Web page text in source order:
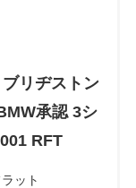
リヂストン
承認 3シ
RFT
ット